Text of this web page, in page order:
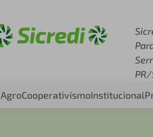
PR/
AgroCooperativismoInstitucional